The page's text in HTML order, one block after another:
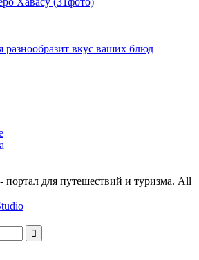
разнообразит вкус ваших блюд
для путешествий и туризма. All